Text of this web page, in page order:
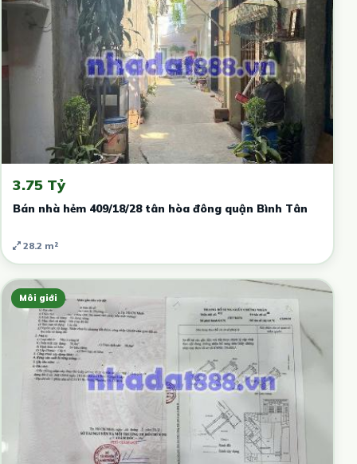
3.75 Tỷ
Bán nhà hẻm 409/18/28 tân hòa đông quận Bình Tân
28.2 m²
Môi giới